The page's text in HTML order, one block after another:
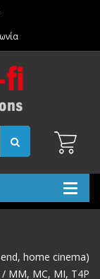
home cinema)
/ MM, MC, MI, T4P